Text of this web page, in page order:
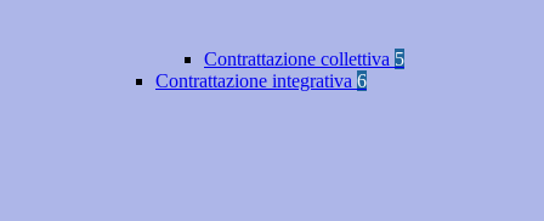
Contrattazione collettiva 5
Contrattazione integrativa 6